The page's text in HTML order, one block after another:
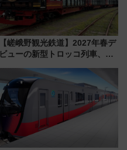
【嵯峨野観光鉄道】2027年春デ
ビューの新型トロッコ列車、い
は2026年で引退